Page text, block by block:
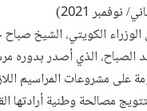
الكويتي، الشيخ صباح
الصباح، الذي أصدر بدوره
على مشروعات المراسيم
مصالحة وطنية أرادتها